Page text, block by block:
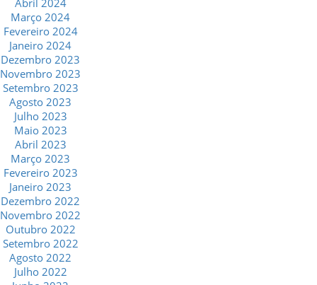
Abril 2024
Março 2024
Fevereiro 2024
Janeiro 2024
Dezembro 2023
Novembro 2023
Setembro 2023
Agosto 2023
Julho 2023
Maio 2023
Abril 2023
Março 2023
Fevereiro 2023
Janeiro 2023
Dezembro 2022
Novembro 2022
Outubro 2022
Setembro 2022
Agosto 2022
Julho 2022